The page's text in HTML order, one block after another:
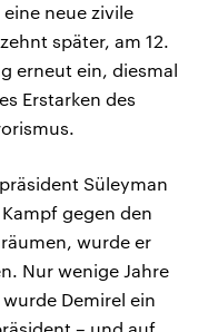
neue zivile
später, am 12.
erneut ein, diesmal
Erstarken des
Süleyman
gegen den
wurde er
Nur wenige Jahre
Demirel ein